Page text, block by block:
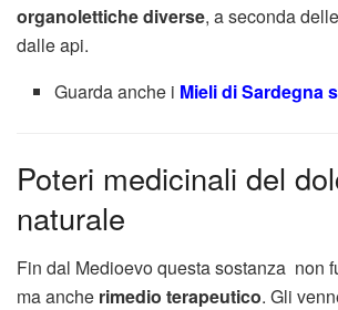
organolettiche diverse, a seconda
dalle api.
Guarda anche i Mieli di Sardegna
Poteri medicinali del
naturale
Fin dal Medioevo questa sostanza non
ma anche rimedio terapeutico. Gli